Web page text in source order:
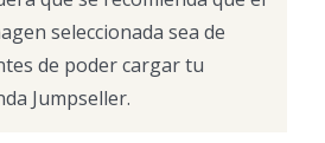
seleccionada sea de
de poder cargar tu
Jumpseller.